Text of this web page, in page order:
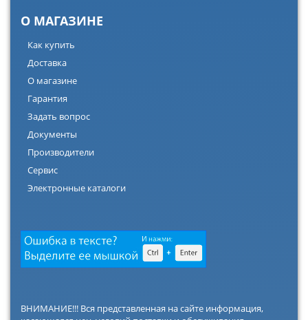
О МАГАЗИНЕ
Как купить
Доставка
О магазине
Гарантия
Задать вопрос
Документы
Производители
Сервис
Электронные каталоги
ВНИМАНИЕ!!! Вся представленная на сайте информация,